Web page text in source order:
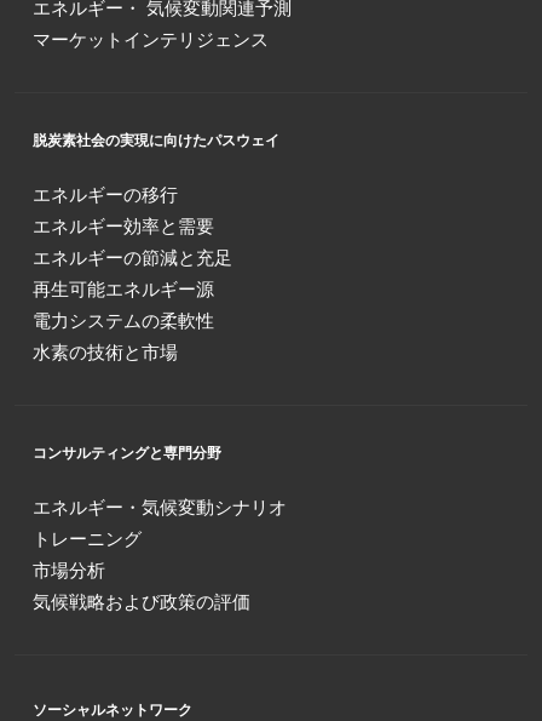
エネルギー・ 気候変動関連予測
マーケットインテリジェンス
脱炭素社会の実現に向けたパスウェイ
エネルギーの移行
エネルギー効率と需要
エネルギーの節減と充足
再生可能エネルギー源
電力システムの柔軟性
水素の技術と市場
コンサルティングと専門分野
エネルギー・気候変動シナリオ
トレーニング
市場分析
気候戦略および政策の評価
ソーシャルネットワーク